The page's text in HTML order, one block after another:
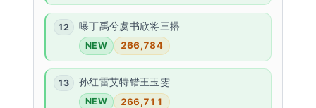
曝丁禹兮虞书欣将三搭
NEW 266,784
孙红雷艾特错王玉雯
NEW 266,711